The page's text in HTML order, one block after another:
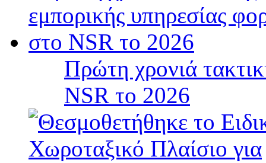
Πρώτη χρονιά
NSR το 2026